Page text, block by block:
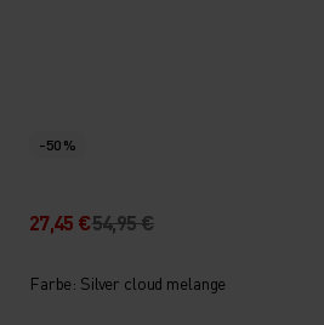
-50 %
27,45 €54,95 €
Farbe: Silver cloud melange